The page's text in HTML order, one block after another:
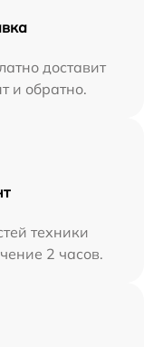
доставит
и обратно.
техники
2 часов.